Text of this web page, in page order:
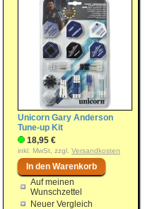
Unicorn Gary Anderson
Tune-up Kit
18,95 €
inkl. MwSt, zzgl. Versandkosten
Auf meinen
Wunschzettel
Neuer Vergleich